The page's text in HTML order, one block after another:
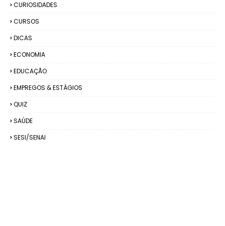
CURIOSIDADES
CURSOS
DICAS
ECONOMIA
EDUCAÇÃO
EMPREGOS & ESTÁGIOS
QUIZ
SAÚDE
SESI/SENAI